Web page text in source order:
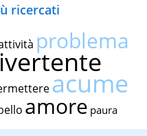
ricercati
problema
acume
amore paura